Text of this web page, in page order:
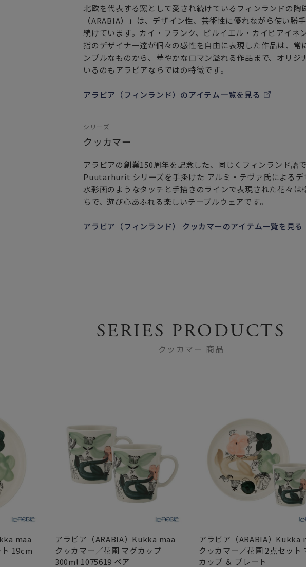
北欧を代表する窯として愛され続けているフィンランドの陶
（ARABIA）」は、デザイン性、芸術性に優れながら使い勝
続けています。カイ・フランク、ビルイエル・カイピアイネ
指のデザイナー達が個々の感性を自由に表現した作品は、常
ンプルなものから、華やかなロマン溢れる作品まで、オリジ
いるのもアラビアならではの特徴です。
アラビア（フィンランド）のアイテム一覧を見る
シリーズ
クッカマー
アラビアの創業150周年を記念した、同じくフィンランド語
Puutarhurit シリーズを手掛けた アルミ・テヴァ氏によるデ
水彩画のようなタッチと手描きのラインで表現された花々は
ちで、遊び心あふれる楽しいテーブルウェアです。
アラビア（フィンランド） クッカマーのアイテム一覧を見る
SERIES PRODUCTS
クッカマー 商品
maa
19cm
アラビア（ARABIA）Kukka maa
クッカマー／花園 マグカップ
300ml 1075619 ペア
アラビア（ARABIA）Kukka
クッカマー／花園 2点セット
カップ ＆ プレート